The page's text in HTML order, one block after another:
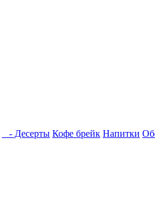
- Десерты Кофе брейк Напитки